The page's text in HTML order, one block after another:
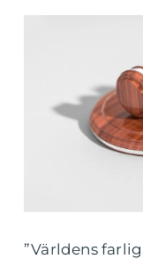
”Världens